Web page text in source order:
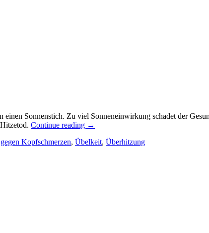
Sonnenstich. Zu viel Sonneneinwirkung schadet der
Continue reading →
Kopfschmerzen, Übelkeit, Überhitzung